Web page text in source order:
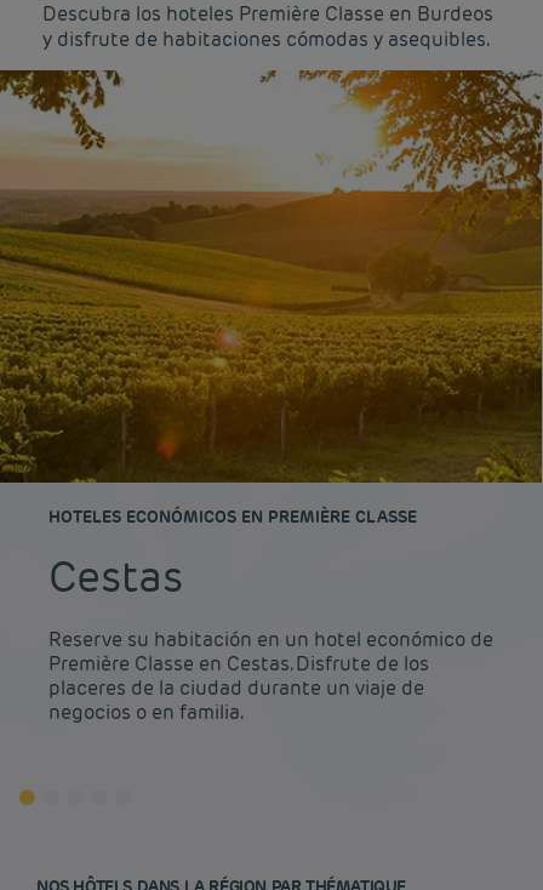
Descubra los hoteles Première Classe en Burdeos
y disfrute de habitaciones cómodas y asequibles.
HOTELES ECONÓMICOS EN PREMIÈRE CLASSE
Cestas
Reserve su habitación en un hotel económico de
Première Classe en Cestas. Disfrute de los
placeres de la ciudad durante un viaje de
negocios o en familia.